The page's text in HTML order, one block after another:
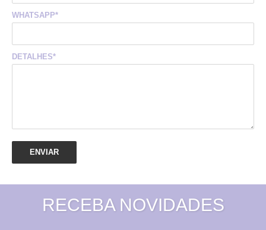
WHATSAPP*
DETALHES*
RECEBA NOVIDADES